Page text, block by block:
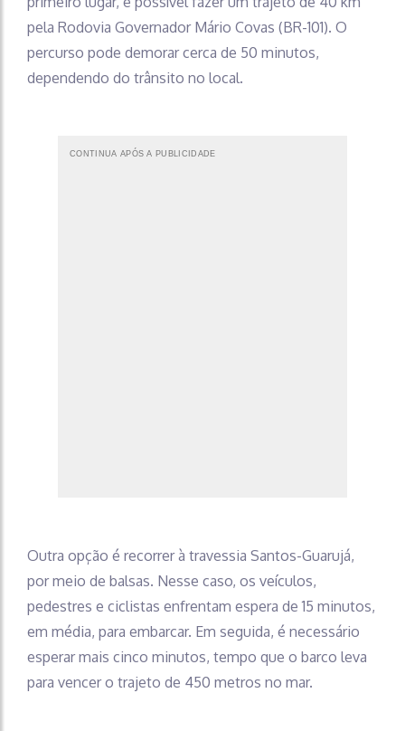
pela Rodovia Governador Mário Covas (BR-101). O
percurso pode demorar cerca de 50 minutos,
dependendo do trânsito no local.
CONTINUA APÓS A PUBLICIDADE
Outra opção é recorrer à travessia Santos-Guarujá,
por meio de balsas. Nesse caso, os veículos,
pedestres e ciclistas enfrentam espera de 15 minutos,
em média, para embarcar. Em seguida, é necessário
esperar mais cinco minutos, tempo que o barco leva
para vencer o trajeto de 450 metros no mar.